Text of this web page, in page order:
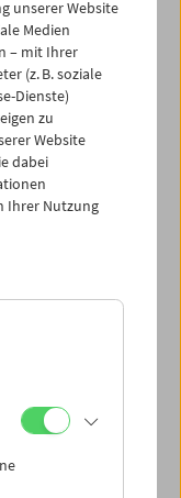
Shadowsfür ein
unserer Website
Medien
– mit Ihrer
(z. B. soziale
Dienste)
zu
Website
dabei
Ihrer Nutzung